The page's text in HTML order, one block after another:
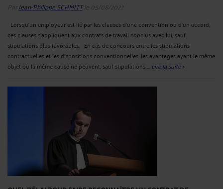
Par Jean-Philippe SCHMITTle 05/08/2022
Lorsqu'un employeur est lié par les clauses d'une convention ou d'un accord,
ces clauses s'appliquent aux contrats de travail conclus avec lui, sauf
stipulations plus favorables. En cas de concours entre les stipulations
contractuelles et les dispositions conventionnelles, les avantages ayant le même
objet ou la même cause ne peuvent, sauf stipulations ... Lire la suite >